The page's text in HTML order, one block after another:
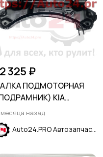
325 ₽
ПОДМОТОРНАЯ
KIA
SL 2010-2015
назад
Auto24.PRO Автозапчасти